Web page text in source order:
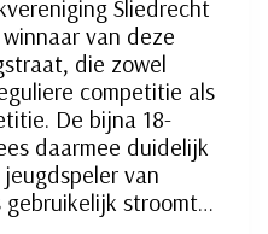
Sliedrecht
van deze
die zowel
competitie als
De bijna 18-
daarmee duidelijk
van
gebruikelijk stroomt…